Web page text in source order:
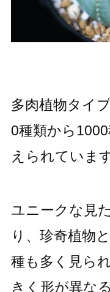
多肉植物タイ
0種類から
えられています
ユニークな見
り、珍奇植物
種も多く見ら
きく形が異な